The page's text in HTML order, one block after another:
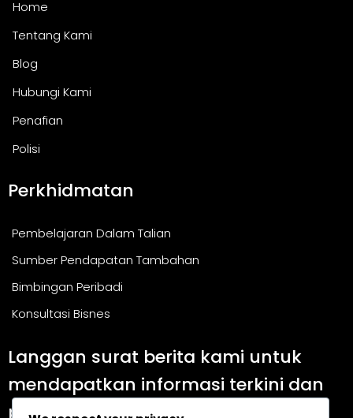
Home
Tentang Kami
Blog
Hubungi Kami
Penafian
Polisi
Perkhidmatan
Pembelajaran Dalam Talian
Sumber Pendapatan Tambahan
Bimbingan Peribadi
Konsultasi Bisnes
Langgan surat berita kami untuk
mendapatkan informasi terkini dan
panduan berguna.